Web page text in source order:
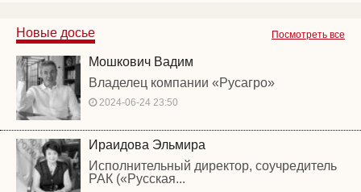
Посмотреть все
Новые досье
Мошкович Вадим
Владелец компании «Русагро»
2024-06-24 23:50
Ираидова Эльмира
Исполнительный директор, соучредитель
РАК («Русская...